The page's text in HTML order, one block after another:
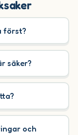
först?
säker?
och